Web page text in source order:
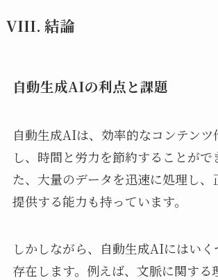
VIII. 結論
自動生成AIの利点と課題
自動生成AIは、効率的なコンテンツ
し、時間と労力を節約することがで
た、大量のデータを迅速に処理し、
提供する能力も持っています。
しかしながら、自動生成AIにはいく
存在します。例えば、文脈に関する